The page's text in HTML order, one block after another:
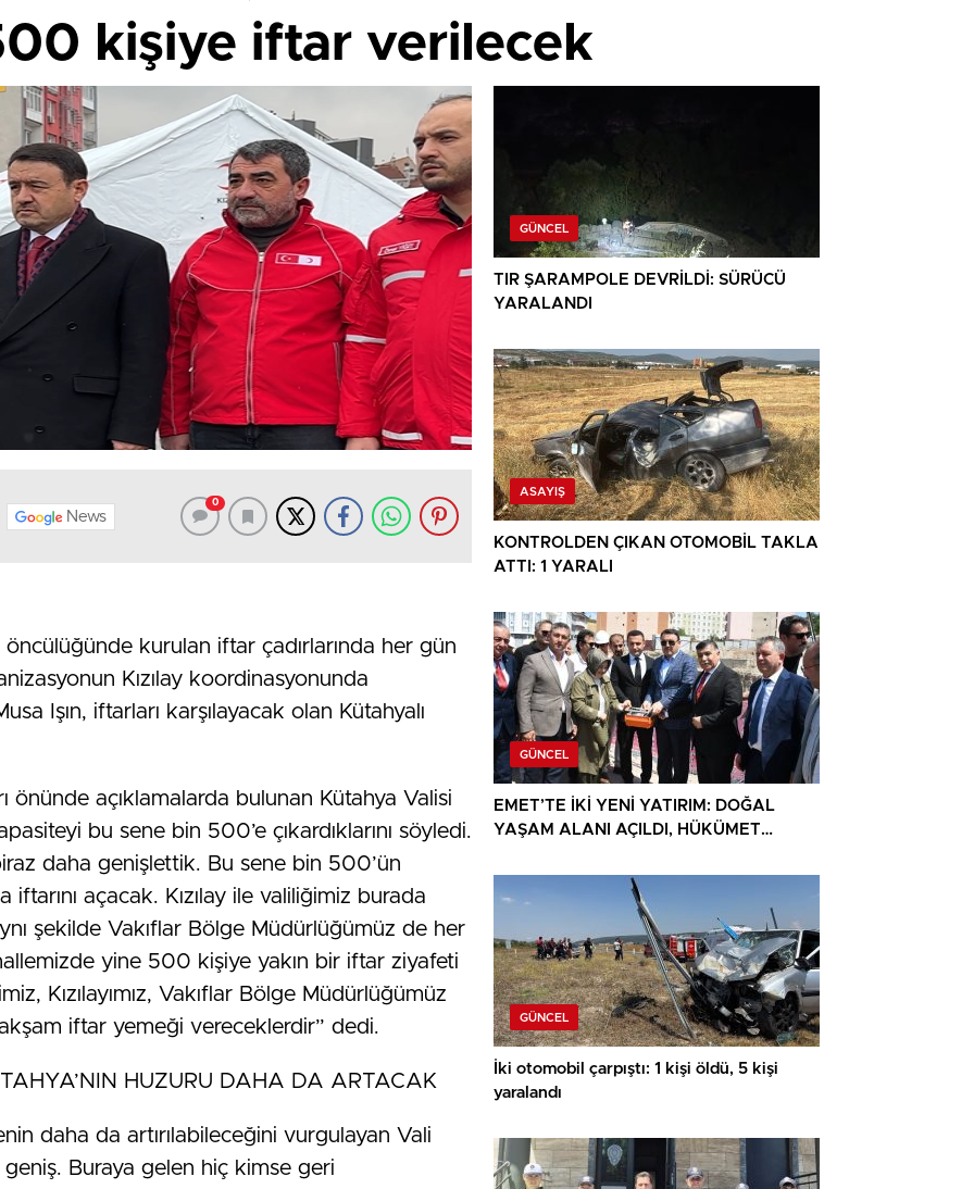
kişiye iftar verilecek
News
0
öncülüğünde kurulan iftar çadırlarında her gün
Kızılay koordinasyonunda
Işın, iftarları karşılayacak olan Kütahyalı
önünde açıklamalarda bulunan Kütahya Valisi
bu sene bin 500’e çıkardıklarını söyledi.
daha genişlettik. Bu sene bin 500’ün
iftarını açacak. Kızılay ile valiliğimiz burada
şekilde Vakıflar Bölge Müdürlüğümüz de her
yine 500 kişiye yakın bir iftar ziyafeti
Kızılayımız, Vakıflar Bölge Müdürlüğümüz
iftar yemeği vereceklerdir” dedi.
HUZURU DAHA DA ARTACAK
daha da artırılabileceğini vurgulayan Vali
geniş. Buraya gelen hiç kimse geri
GÜNCEL
TIR ŞARAMPOLE DEVRİLDİ: SÜRÜCÜ
YARALANDI
ASAYIŞ
KONTROLDEN ÇIKAN OTOMOBİL TAKLA
ATTI: 1 YARALI
GÜNCEL
EMET’TE İKİ YENİ YATIRIM: DOĞAL
YAŞAM ALANI AÇILDI, HÜKÜMET
GÜNCEL
İki otomobil çarpıştı: 1 kişi öldü, 5 kişi
yaralandı